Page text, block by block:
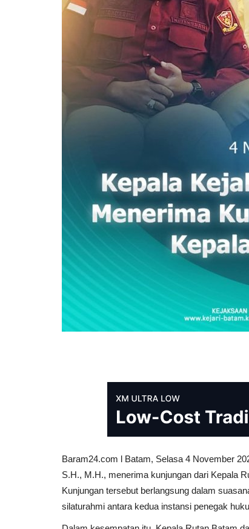
Baram24.com l Batam, Selasa 4 November
S.H., M.H., menerima kunjungan dari Kepala
Kunjungan tersebut berlangsung dalam
silaturahmi antara kedua instansi penegak